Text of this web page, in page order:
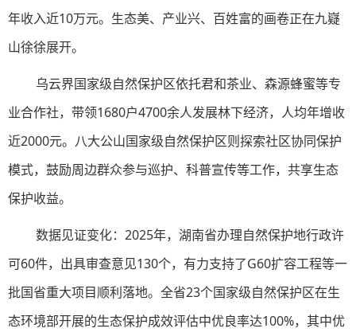
年收入近10万元。生态美、产业兴、百姓富的画卷正在九嶷
山徐徐展开。
乌云界国家级自然保护区依托君和茶业、森源蜂蜜等专
业合作社，带领1680户4700余人发展林下经济，人均年增收
近2000元。八大公山国家级自然保护区则探索社区协同保护
模式，鼓励周边群众参与巡护、科普宣传等工作，共享生态
保护收益。
数据见证变化：2025年，湖南省办理自然保护地行政许
可60件，出具审查意见130个，有力支持了G60扩容工程等一
批国省重大项目顺利落地。全省23个国家级自然保护区在生
态环境部开展的生态保护成效评估中优良率达100%，其中优